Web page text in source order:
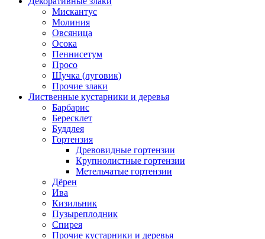
Мискантус
Молиния
Овсяница
Осока
Пеннисетум
Просо
Щучка (луговик)
Прочие злаки
Лиственные кустарники и деревья
Барбарис
Бересклет
Буддлея
Гортензия
Древовидные гортензии
Крупнолистные гортензии
Метельчатые гортензии
Дёрен
Ива
Кизильник
Пузыреплодник
Спирея
Прочие кустарники и деревья